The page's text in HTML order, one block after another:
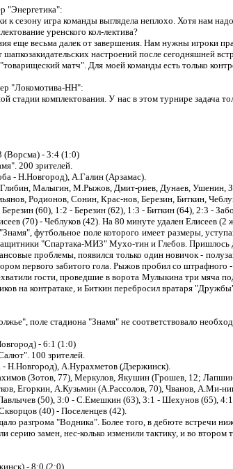
"Энергетика":
к сезону игра команды выглядела неплохо. Хотя нам
уренского кол-лектива?
еще весьма далек от завершения. Нам нужны игроки
настроений после сегодняшней
матч". Для моей команды есть только
"Локомотива-НН":
стадии комплектования. У нас в этом турнире
- 3:4 (1:0)
200 зрителей.
- Н.Новгород), А.Галин (Арзамас).
Малыгин, М.Рыжов, Дмит-риев, Дунаев, Ушенин,
Родионов, Сонин, Крас-нов, Березин, Биткин,
(60), 1:2 - Березин (62), 1:3 - Биткин (64), 2:3 -
(70) - Чеблуков (42). На 80 минуте удален Елисеев (2
футбольное поле которого имеет размеры,
"Спартака-МИ3" Мухо-тин и Глебов.
проблемы, появился только один новичок -
первого забитого гола. Рыжов пробил со штрафного
гости, проведшие в ворота Мулыкина три мяча
на контратаке, и Биткин перебросил вратаря
поле стадиона "Знамя" не соответствовало
- 6:1 (1:0)
100 зрителей.
Н.Новгород), А.Нурахметов (Дзержинск).
(Зотов, 77), Меркулов, Якушин (Грошев, 12;
Егоркин, А.Кузьмин (А.Рассолов, 70), Чванов, А.Ми-
(50), 3:0 - С.Емешкин (63), 3:1 - Шехунов (65),
(40) - Поселенцев (42).
разгрома "Водника". Более того, в дебюте встречи
серию замен, нес-колько изменили тактику, и во
- 8:0 (2:0)